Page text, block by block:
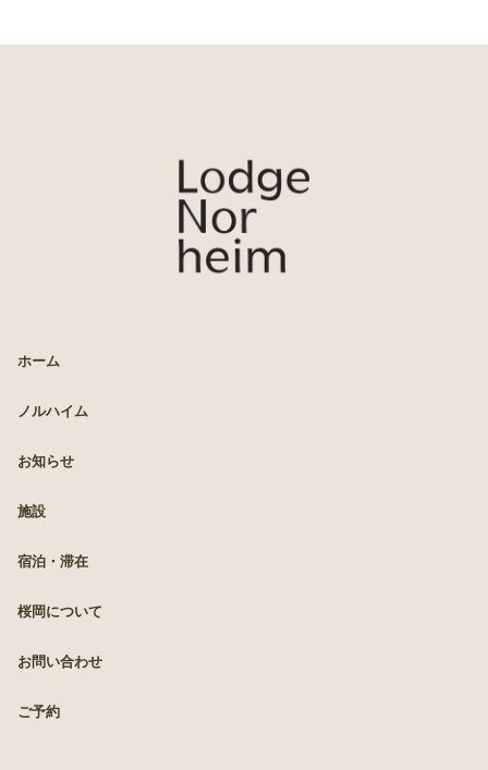
ホーム
ノルハイム
お知らせ
施設
宿泊・滞在
桜岡について
お問い合わせ
ご予約